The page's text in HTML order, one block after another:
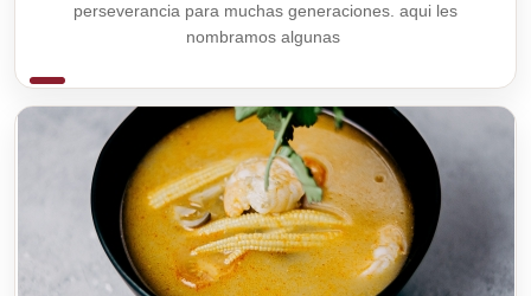
perseverancia para muchas generaciones. aqui les
nombramos algunas